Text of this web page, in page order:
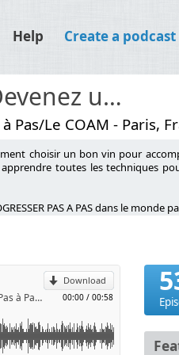
Help Create a podcast
Le Vin Pas à Pas - Devenez un dégustateur averti
Pas/Le COAM - Paris,
choisir un bon vin pour
toutes les techniques
PAS A PAS dans le monde
(Cours d’Oenologie And More),
du même nom (podcast n°1 en
(la 1ère Box pour se former au vin),
à distance du
un arsenal innovant pour
pour devenir un meilleur
Download
00:00 / 00:58
Le Vin Pas à Pas - Devenez un dégustateur averti by Yann Rousselin - Le Vin Pas à Pas/Le COAM
vidéos sur